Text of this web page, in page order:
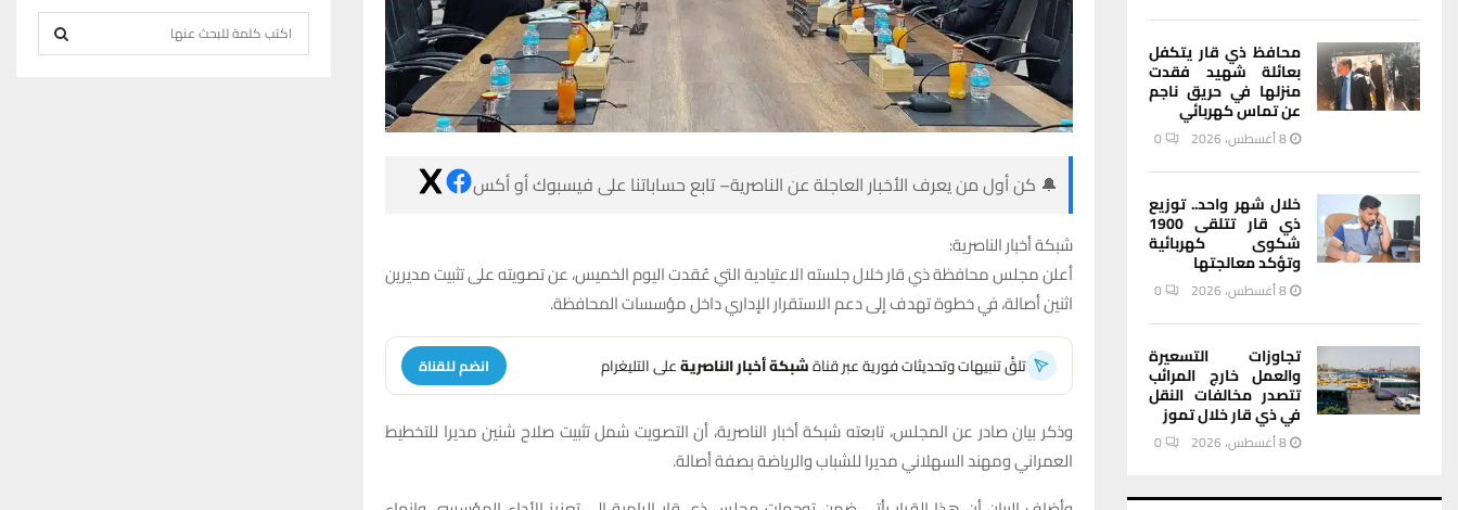
🔔 كن أول من يعرف الأخبار العاجلة عن الناصرية– تابع حساباتنا على فيسبوك أو أكس
شبكة أخبار الناصرية:
أعلن مجلس محافظة ذي قار خلال جلسته الاعتيادية التي عُقدت اليوم الخميس، عن تصويته على تثبيت مديرين
اثنين أصالة، في خطوة تهدف إلى دعم الاستقرار الإداري داخل مؤسسات المحافظة.
تلقَّ تنبيهات وتحديثات فورية عبر قناةشبكة أخبار الناصريةعلى التليغرام انضم للقناة
وذكر بيان صادر عن المجلس، تابعته شبكة أخبار الناصرية، أن التصويت شمل تثبيت صلاح شنين مديرا للتخطيط
العمراني ومهند السهلاني مديرا للشباب والرياضة بصفة أصالة.
محافظ ذي قار يتكفل
بعائلة شهيد فقدت
منزلها في حريق ناجم
عن تماس كهربائي
8 أغسطس، 2026 0
خلال شهر واحد.. توزيع
ذي قار تتلقى 1900
شكوى كهربائية
وتؤكد معالجتها
8 أغسطس، 2026 0
تجاوزات التسعيرة
والعمل خارج المرائب
تتصدر مخالفات النقل
في ذي قار خلال تموز
8 أغسطس، 2026 0
e